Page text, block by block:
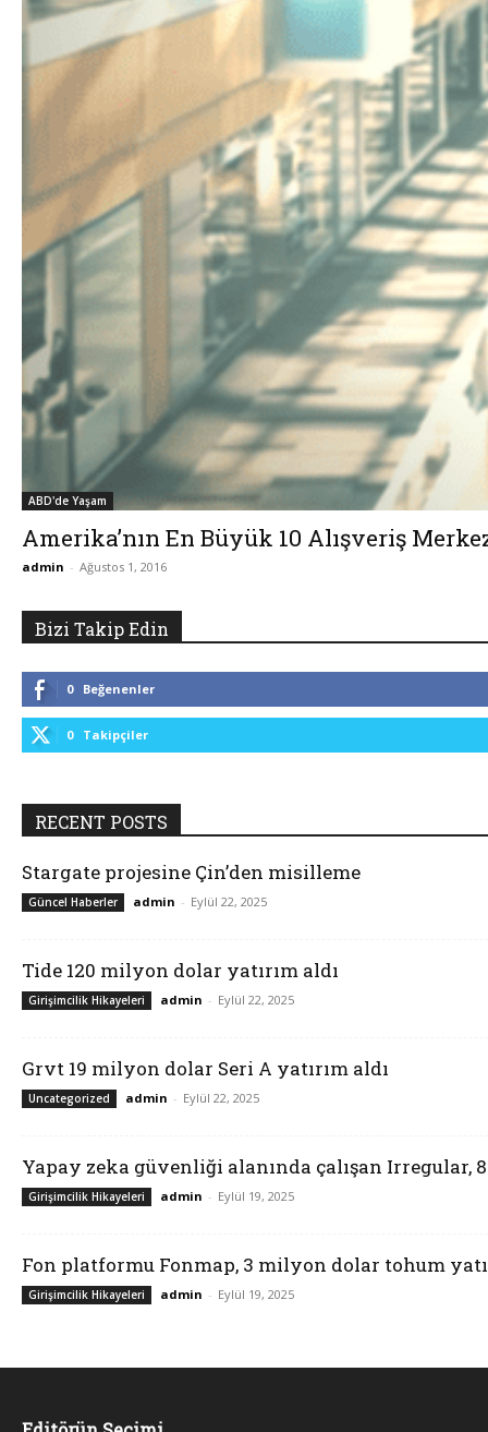
ABD'de Yaşam
Amerika’nın En Büyük 10 Alışveriş
admin - Ağustos 1, 2016
Bizi Takip Edin
0 Beğenenler
0 Takipçiler
RECENT POSTS
Stargate projesine Çin’den misilleme
Güncel Haberler admin - Eylül 22, 2025
Tide 120 milyon dolar yatırım aldı
Girişimcilik Hikayeleri admin - Eylül 22, 2025
Grvt 19 milyon dolar Seri A yatırım aldı
Uncategorized admin - Eylül 22, 2025
Yapay zeka güvenliği alanında çalışan Irregular,
Girişimcilik Hikayeleri admin - Eylül 19, 2025
Fon platformu Fonmap, 3 milyon dolar tohum
Girişimcilik Hikayeleri admin - Eylül 19, 2025